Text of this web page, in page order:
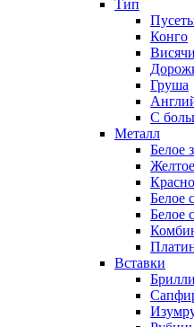
Тип
Конго
Груша
С
Металл
Белое
Белое
Белое
Вставки